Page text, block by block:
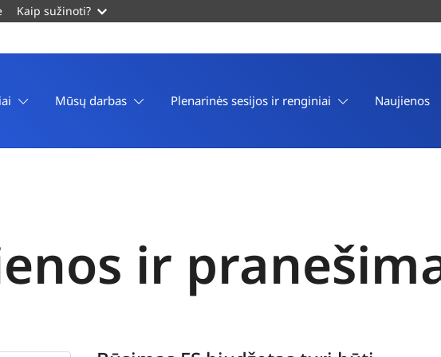
Kaip sužinoti?
Mūsų darbas Plenarinės sesijos ir renginiai Naujienos
ir